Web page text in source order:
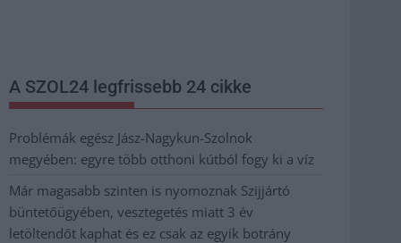
A SZOL24 legfrissebb 24 cikke
Problémák egész Jász-Nagykun-Szolnok
megyében: egyre több otthoni kútból fogy ki a víz
Már magasabb szinten is nyomoznak Szijjártó
büntetőügyében, vesztegetés miatt 3 év
letöltendőt kaphat és ez csak az egyik botrány